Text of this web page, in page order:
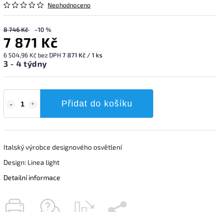
Neohodnoceno
8 746 Kč –10 %
7 871 Kč
6 504,96 Kč bez DPH7 871 Kč / 1 ks
3 - 4 týdny
Přidat do košíku
Italský výrobce designového osvětlení
Design: Linea light
Detailní informace